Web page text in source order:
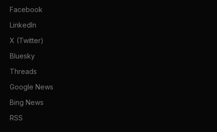
Facebook
LinkedIn
X (Twitter)
Bluesky
Threads
Google News
Bing News
RSS